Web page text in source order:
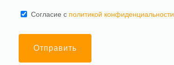
Cогласие с политикой конфиденциальности
Отправить